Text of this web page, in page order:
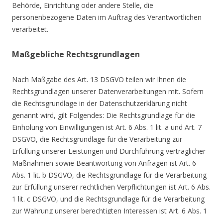
Behörde, Einrichtung oder andere Stelle, die
personenbezogene Daten im Auftrag des Verantwortlichen
verarbeitet.
Maßgebliche Rechtsgrundlagen
Nach Maßgabe des Art. 13 DSGVO teilen wir Ihnen die
Rechtsgrundlagen unserer Datenverarbeitungen mit. Sofern
die Rechtsgrundlage in der Datenschutzerklärung nicht
genannt wird, gilt Folgendes: Die Rechtsgrundlage für die
Einholung von Einwilligungen ist Art. 6 Abs. 1 lit. a und Art. 7
DSGVO, die Rechtsgrundlage für die Verarbeitung zur
Erfüllung unserer Leistungen und Durchführung vertraglicher
Maßnahmen sowie Beantwortung von Anfragen ist Art. 6
Abs. 1 lit. b DSGVO, die Rechtsgrundlage für die Verarbeitung
zur Erfüllung unserer rechtlichen Verpflichtungen ist Art. 6 Abs.
1 lit. c DSGVO, und die Rechtsgrundlage für die Verarbeitung
zur Wahrung unserer berechtigten Interessen ist Art. 6 Abs. 1